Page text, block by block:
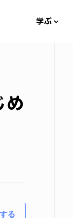
学ぶ
め
る